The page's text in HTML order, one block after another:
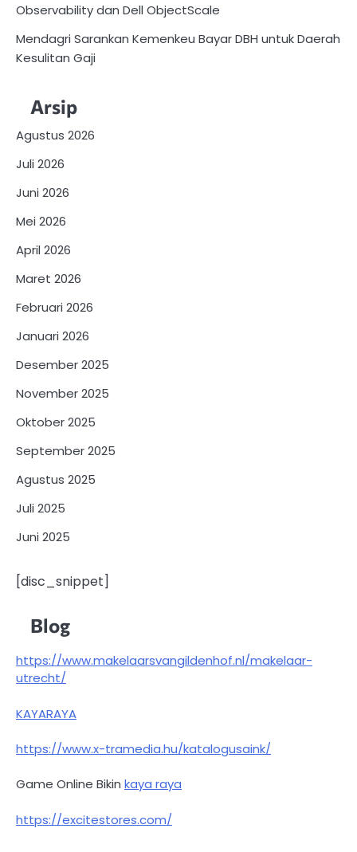
Observability dan Dell ObjectScale
Mendagri Sarankan Kemenkeu Bayar DBH untuk Daerah
Kesulitan Gaji
Arsip
Agustus 2026
Juli 2026
Juni 2026
Mei 2026
April 2026
Maret 2026
Februari 2026
Januari 2026
Desember 2025
November 2025
Oktober 2025
September 2025
Agustus 2025
Juli 2025
Juni 2025
[disc_snippet]
Blog
https://www.makelaarsvangildenhof.nl/makelaar-
utrecht/
KAYARAYA
https://www.x-tramedia.hu/katalogusaink/
Game Online Bikin kaya raya
https://excitestores.com/